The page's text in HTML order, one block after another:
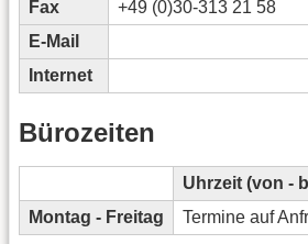
Fax
+49 (0)30-313 21 58
E-Mail
Internet
Bürozeiten
Uhrzeit (von -
Montag - Freitag
Termine auf